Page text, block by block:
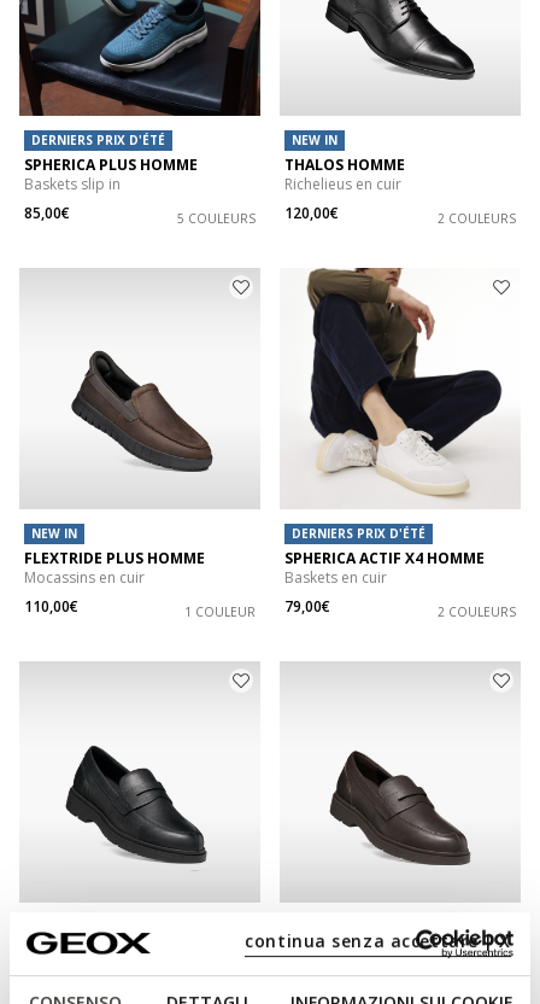
continua senza accettare | X
DERNIERS PRIX D'ÉTÉ
SPHERICA PLUS HOMME
Baskets slip in
85,00€
5 COULEURS
NEW IN
THALOS HOMME
Richelieus en cuir
120,00€
2 COULEURS
NEW IN
FLEXTRIDE PLUS HOMME
Mocassins en cuir
110,00€
1 COULEUR
DERNIERS PRIX D'ÉTÉ
SPHERICA ACTIF X4 HOMME
Baskets en cuir
79,00€
2 COULEURS
SPHERICA EC1 B HOMME
Mocassins en cuir élégants
SPHERICA EC1 B HOMME
Mocassins en cuir élégants